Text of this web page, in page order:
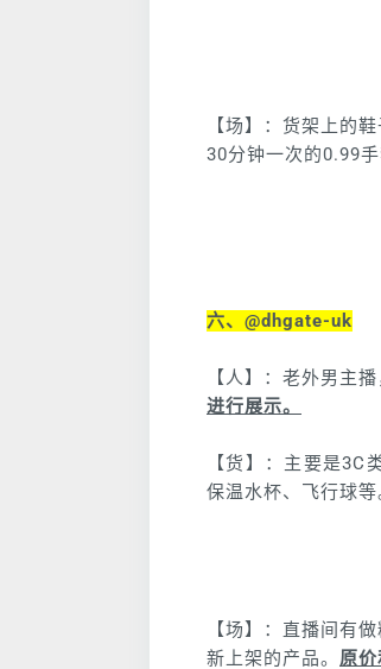
【场】：货架上的
30分钟一次的0.99手
六、@dhgate-uk
【人】：老外男主
进行展示。
【货】：主要是3C
保温水杯、飞行球等
【场】：直播间有
新上架的产品。 原